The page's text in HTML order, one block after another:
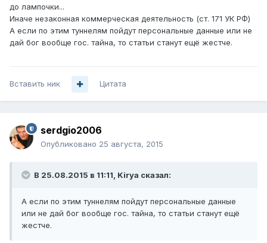
до лампочки...
Иначе незаконная коммерческая деятельность (ст. 171 УК РФ)
А если по этим туннелям пойдут персональные данные или не
дай бог вообще гос. тайна, то статьи станут ещё жестче.
Вставить ник Цитата
serdgio2006
Опубликовано 25 августа, 2015
В 25.08.2015 в 11:11, Kirya сказал:
А если по этим туннелям пойдут персональные данные
или не дай бог вообще гос. тайна, то статьи станут ещё
жестче.